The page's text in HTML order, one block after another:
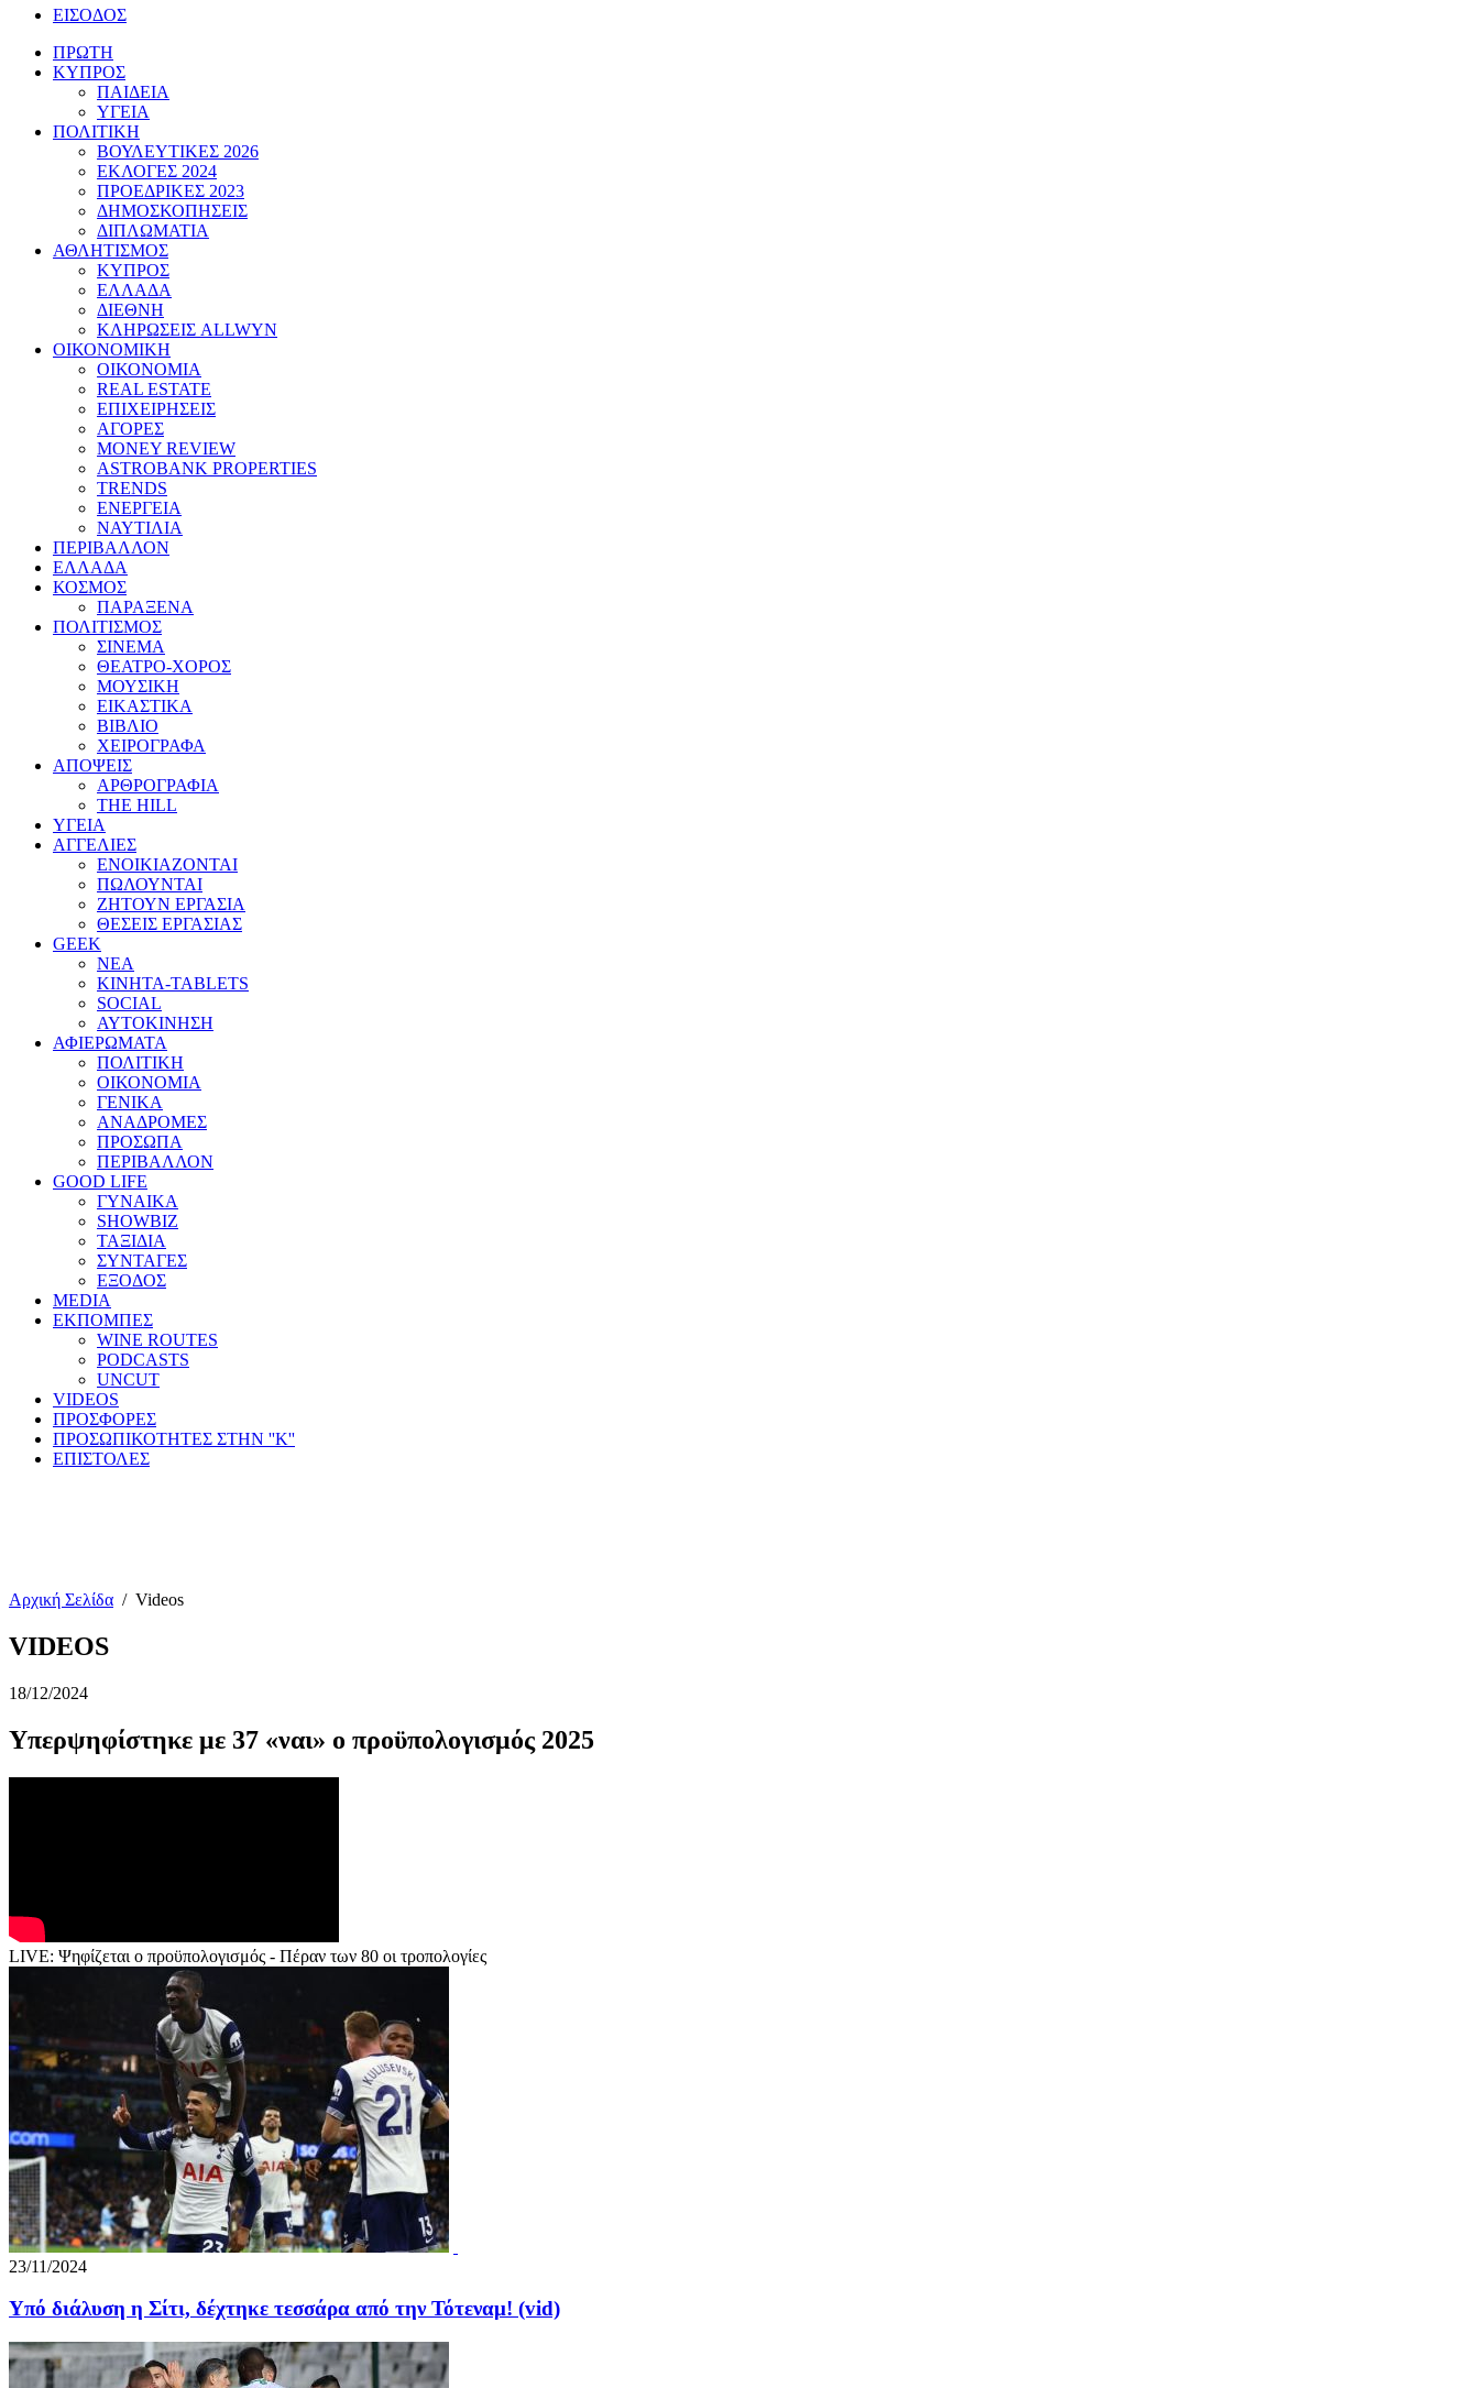
ΕΙΣΟΔΟΣ
ΠΡΩΤΗ
ΚΥΠΡΟΣ
ΠΑΙΔΕΙΑ
ΥΓΕΙΑ
ΠΟΛΙΤΙΚΗ
ΒΟΥΛΕΥΤΙΚΕΣ 2026
ΕΚΛΟΓΕΣ 2024
ΠΡΟΕΔΡΙΚΕΣ 2023
ΔΗΜΟΣΚΟΠΗΣΕΙΣ
ΔΙΠΛΩΜΑΤΙΑ
ΑΘΛΗΤΙΣΜΟΣ
ΚΥΠΡΟΣ
ΕΛΛΑΔΑ
ΔΙΕΘΝΗ
ΚΛΗΡΩΣΕΙΣ ALLWYN
ΟΙΚΟΝΟΜΙΚΗ
ΟΙΚΟΝΟΜΙΑ
REAL ESTATE
ΕΠΙΧΕΙΡΗΣΕΙΣ
ΑΓΟΡΕΣ
MONEY REVIEW
ASTROBANK PROPERTIES
TRENDS
ΕΝΕΡΓΕΙΑ
ΝΑΥΤΙΛΙΑ
ΠΕΡΙΒΑΛΛΟΝ
ΕΛΛΑΔΑ
ΚΟΣΜΟΣ
ΠΑΡΑΞΕΝΑ
ΠΟΛΙΤΙΣΜΟΣ
ΣΙΝΕΜΑ
ΘΕΑΤΡΟ-ΧΟΡΟΣ
ΜΟΥΣΙΚΗ
ΕΙΚΑΣΤΙΚΑ
ΒΙΒΛΙΟ
ΧΕΙΡΟΓΡΑΦΑ
ΑΠΟΨΕΙΣ
ΑΡΘΡΟΓΡΑΦΙΑ
THE HILL
ΥΓΕΙΑ
ΑΓΓΕΛΙΕΣ
ΕΝΟΙΚΙΑΖΟΝΤΑΙ
ΠΩΛΟΥΝΤΑΙ
ΖΗΤΟΥΝ ΕΡΓΑΣΙΑ
ΘΕΣΕΙΣ ΕΡΓΑΣΙΑΣ
GEEK
ΝΕΑ
ΚΙΝΗΤΑ-TABLETS
SOCIAL
ΑΥΤΟΚΙΝΗΣΗ
ΑΦΙΕΡΩΜΑΤΑ
ΠΟΛΙΤΙΚΗ
ΟΙΚΟΝΟΜΙΑ
ΓΕΝΙΚΑ
ΑΝΑΔΡΟΜΕΣ
ΠΡΟΣΩΠΑ
ΠΕΡΙΒΑΛΛΟΝ
GOOD LIFE
ΓΥΝΑΙΚΑ
SHOWBIZ
ΤΑΞΙΔΙΑ
ΣΥΝΤΑΓΕΣ
ΕΞΟΔΟΣ
MEDIA
ΕΚΠΟΜΠΕΣ
WINE ROUTES
PODCASTS
UNCUT
VIDEOS
ΠΡΟΣΦΟΡΕΣ
ΠΡΟΣΩΠΙΚΟΤΗΤΕΣ ΣΤΗΝ ''Κ''
ΕΠΙΣΤΟΛΕΣ
Αρχική Σελίδα / Videos
VIDEOS
18/12/2024
Υπερψηφίστηκε με 37 «ναι» ο προϋπολογισμός 2025
LIVE: Ψηφίζεται ο προϋπολογισμός - Πέραν των 80 οι τροπολογίες
23/11/2024
Υπό διάλυση η Σίτι, δέχτηκε τεσσάρα από την Τότεναμ! (vid)